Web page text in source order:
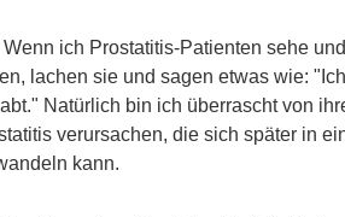
Wenn ich Prostatitis-Patienten sehe
lachen sie und sagen etwas wie:
Natürlich bin ich überrascht von
verursachen, die sich später in
kann.